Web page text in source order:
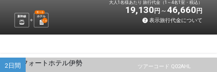
新幹線 ホテル
選べる
1 泊
大人1名様あたり 旅行代金（1～4名1室・税込）
19,130 円 46,660 円
表示旅行代金について
ツアーコード Q02AHL
2日間